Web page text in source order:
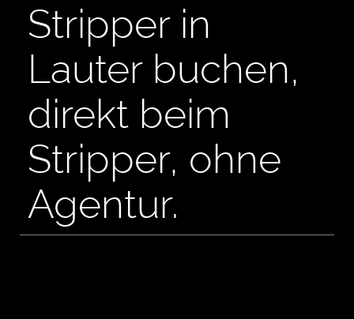
Stripper in
Lauter buchen,
direkt beim
Stripper, ohne
Agentur.